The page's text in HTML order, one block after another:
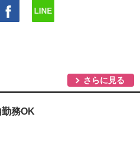
さらに見る
務OK